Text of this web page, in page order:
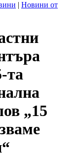
| Новини от
та
„15